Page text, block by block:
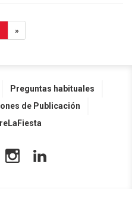
»
Preguntas habituales
de Publicación